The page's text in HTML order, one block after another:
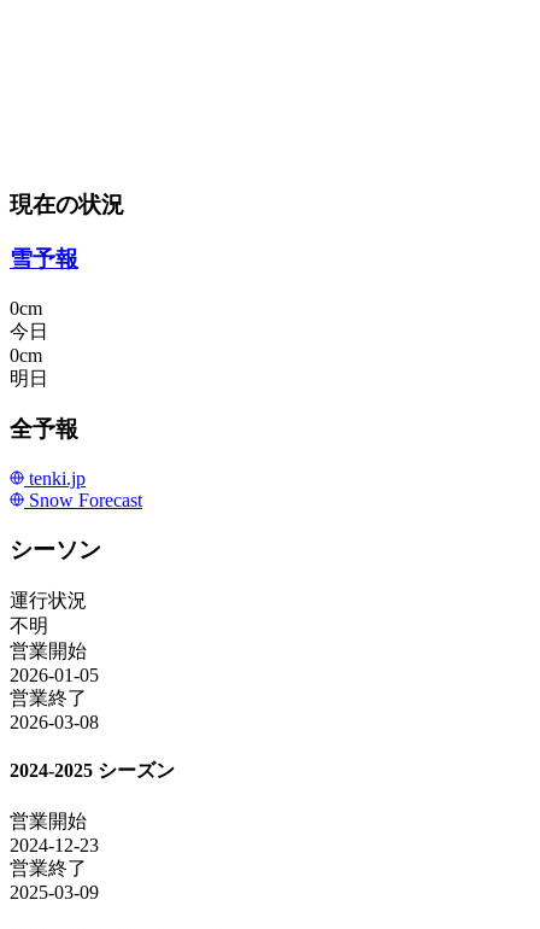
現在の状況
雪予報
0cm
今日
0cm
明日
全予報
tenki.jp
Snow Forecast
シーソン
運行状況
不明
営業開始
2026-01-05
営業終了
2026-03-08
2024-2025 シーズン
営業開始
2024-12-23
営業終了
2025-03-09